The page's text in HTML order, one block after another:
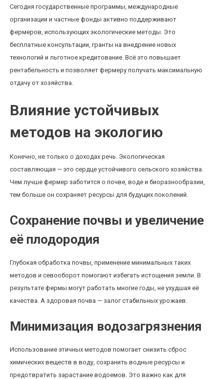
Сегодня государственные программы, международные
организации и частные фонды активно поддерживают
фермеров, использующих экологические методы. Это
бесплатные консультации, гранты на внедрение новых
технологий и льготное кредитование. Всё это повышает
рентабельность и позволяет фермеру получать максимальную
отдачу от хозяйства.
Влияние устойчивых
методов на экологию
Конечно, не только о доходах речь. Экологическая
составляющая — это сердце устойчивого сельского хозяйства.
Чем лучше фермер заботится о почве, воде и биоразнообразии,
тем больше он сохраняет ресурсы для будущих поколений.
Сохранение почвы и увеличение
её плодородия
Глубокая обработка почвы, применение минимальных таких
методов и севооборот помогают избегать истощения земли. В
результате фермы могут работать многие годы, не ухудшая её
качества. А здоровая почва — залог стабильных урожаев.
Минимизация водозагрязнения
Использование этичных методов помогает снизить сброс
химических веществ в воду, сохранить водные ресурсы и
предотвратить зарастание водоемов. Это важно как для